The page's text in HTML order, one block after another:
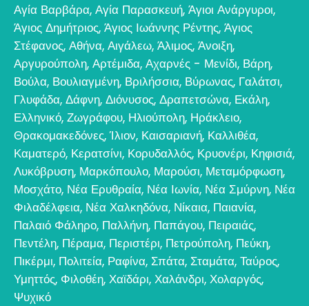
Αγία Βαρβάρα, Αγία Παρασκευή, Άγιοι Ανάργυροι,
Άγιος Δημήτριος, Άγιος Ιωάννης Ρέντης, Άγιος
Στέφανος, Αθήνα, Αιγάλεω, Άλιμος, Άνοιξη,
Αργυρούπολη, Αρτέμιδα, Αχαρνές - Μενίδι, Βάρη,
Βούλα, Βουλιαγμένη, Βριλήσσια, Βύρωνας, Γαλάτσι,
Γλυφάδα, Δάφνη, Διόνυσος, Δραπετσώνα, Εκάλη,
Ελληνικό, Ζωγράφου, Ηλιούπολη, Ηράκλειο,
Θρακομακεδόνες,Ίλιον, Καισαριανή, Καλλιθέα,
Καματερό, Κερατσίνι, Κορυδαλλός, Κρυονέρι, Κηφισιά,
Λυκόβρυση, Μαρκόπουλο, Μαρούσι, Μεταμόρφωση,
Μοσχάτο, Νέα Ερυθραία, Νέα Ιωνία, Νέα Σμύρνη, Νέα
Φιλαδέλφεια, Νέα Χαλκηδόνα, Νίκαια, Παιανία,
Παλαιό Φάληρο, Παλλήνη, Παπάγου, Πειραιάς,
Πεντέλη, Πέραμα, Περιστέρι, Πετρούπολη, Πεύκη,
Πικέρμι, Πολιτεία, Ραφίνα, Σπάτα, Σταμάτα, Ταύρος,
Υμηττός, Φιλοθέη, Χαϊδάρι, Χαλάνδρι, Χολαργός,
Ψυχικό